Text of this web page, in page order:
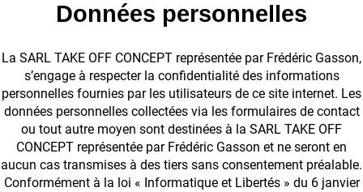
Données personnelles
La SARL TAKE OFF CONCEPT représentée par Frédéric Gasson,
s’engage à respecter la confidentialité des informations
personnelles fournies par les utilisateurs de ce site internet. Les
données personnelles collectées via les formulaires de contact
ou tout autre moyen sont destinées à la SARL TAKE OFF
CONCEPT représentée par Frédéric Gasson et ne seront en
aucun cas transmises à des tiers sans consentement préalable.
Conformément à la loi « Informatique et Libertés » du 6 janvier